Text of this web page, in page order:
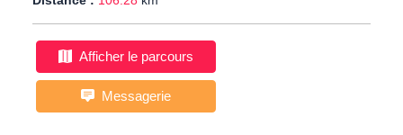
Afficher le parcours
Messagerie